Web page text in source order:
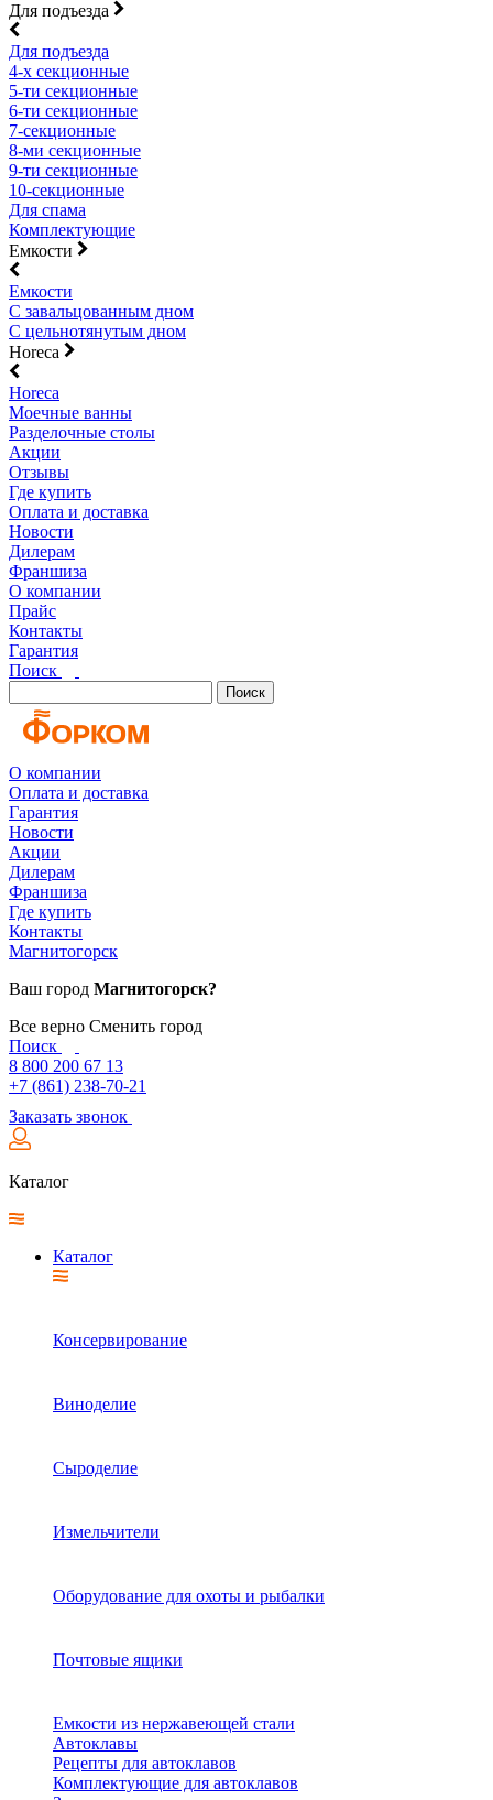
Для подъезда
Для подъезда
4-х секционные
5-ти секционные
6-ти секционные
7-секционные
8-ми секционные
9-ти секционные
10-секционные
Для спама
Комплектующие
Емкости
Емкости
С завальцованным дном
С цельнотянутым дном
Horeca
Horeca
Моечные ванны
Разделочные столы
Акции
Отзывы
Где купить
Оплата и доставка
Новости
Дилерам
Франшиза
О компании
Прайс
Контакты
Гарантия
Поиск
Поиск
О компании
Оплата и доставка
Гарантия
Новости
Акции
Дилерам
Франшиза
Где купить
Контакты
Магнитогорск
Ваш город Магнитогорск?
Все верно Сменить город
Поиск
8 800 200 67 13
+7 (861) 238-70-21
Заказать звонок
Каталог
Каталог
Консервирование
Виноделие
Сыроделие
Измельчители
Оборудование для охоты и рыбалки
Почтовые ящики
Емкости из нержавеющей стали
Автоклавы
Рецепты для автоклавов
Комплектующие для автоклавов